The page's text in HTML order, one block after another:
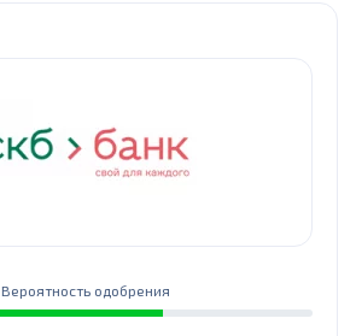
Вероятность одобрения